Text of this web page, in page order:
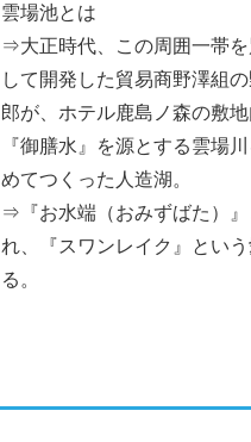
雲場池とは
⇒大正時代、この周囲一帯を
して開発した貿易商野澤組
郎が、ホテル鹿島ノ森の敷
『御膳水』を源とする雲場
めてつくった人造湖。
⇒『お水端（おみずばた）
れ、『スワンレイク』とい
る。